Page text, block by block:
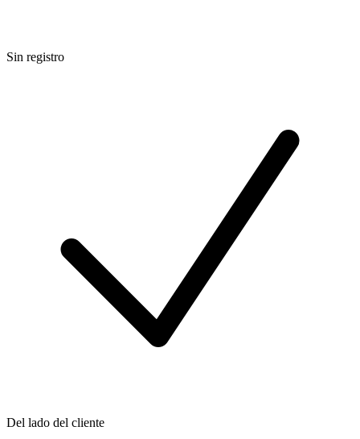
Sin registro
Del lado del cliente